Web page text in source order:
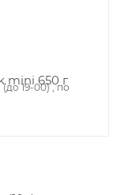
19-00) , по